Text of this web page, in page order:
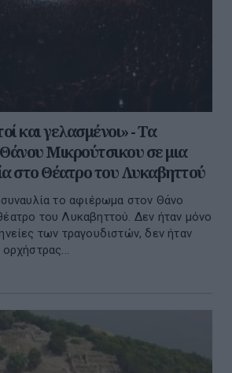
και γελασμένοι» - Τα
Μικρούτσικου σε μια
στο Θέατρο του Λυκαβηττού
το αφιέρωμα στον Θάνο
του Λυκαβηττού. Δεν ήταν μόνο
των τραγουδιστών, δεν ήταν